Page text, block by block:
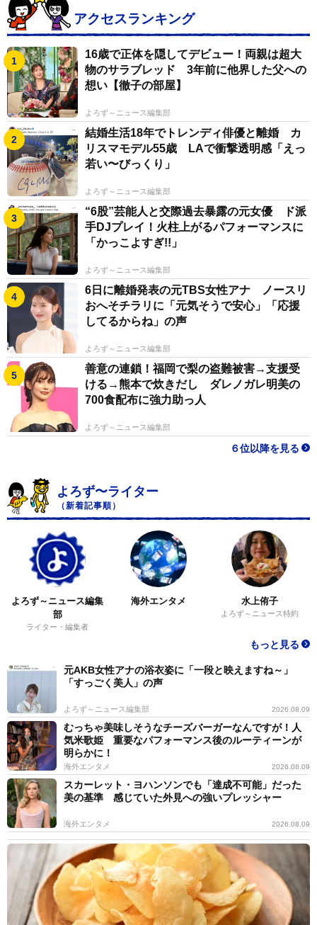
アクセスランキング
16歳で正体を隠してデビュー！両親は超大
物のサラブレッド 3年前に他界した父への
想い【徹子の部屋】
よろず～ニュース編集部
結婚生活18年でトレンディ俳優と離婚 カ
リスマモデル55歳 LAで衝撃透明感「えっ
若い〜びっくり」
よろず～ニュース編集部
“6股”芸能人と交際過去暴露の元女優 ド派
手DJプレイ！火柱上がるパフォーマンスに
「かっこよすぎ!!」
よろず～ニュース編集部
6日に離婚発表の元TBS女性アナ ノースリ
おへそチラリに「元気そうで安心」「応援
してるからね」の声
よろず～ニュース編集部
善意の連鎖！福岡で梨の盗難被害→支援受
ける→熊本で炊きだし ダレノガレ明美の
700食配布に強力助っ人
よろず～ニュース編集部
６位以降を見る
よろず〜ライター
（新着記事順）
よろず～ニュース編集
部
ライター・編集者
海外エンタメ 水上侑子
よろず～ニュース特約
もっと見る
元AKB女性アナの浴衣姿に「一段と映えますね～」
「すっごく美人」の声
よろず～ニュース編集部 2026.08.09
むっちゃ美味しそうなチーズバーガーなんですが！人
気米歌姫 重要なパフォーマンス後のルーティーンが
明らかに！
海外エンタメ 2026.08.09
スカーレット・ヨハンソンでも「達成不可能」だった
美の基準 感じていた外見への強いプレッシャー
海外エンタメ 2026.08.09